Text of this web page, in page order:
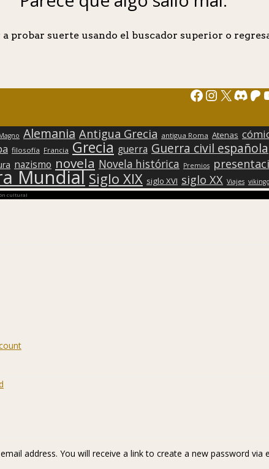
a probar suerte usando el buscador superior o
Facebook
X
Alemania Antigua Grecia antigua Roma Atenas
filosofía Francia Grecia guerra Guerra civil española
nazismo novela Novela histórica Premios
Mundial Siglo XIX siglo XVI siglo XX Viajes
cultural
address. You will receive a link to create a new password via